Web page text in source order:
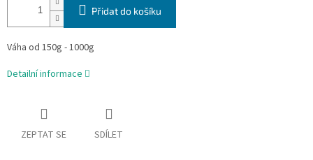
Přidat do košíku
Váha od 150g - 1000g
Detailní informace
ZEPTAT SE SDÍLET